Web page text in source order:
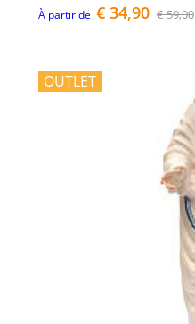
À partir de € 34,90 € 59,00
OUTLET